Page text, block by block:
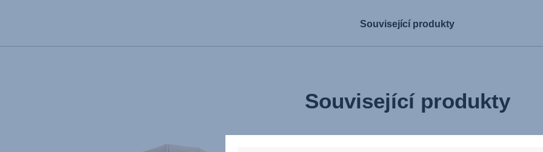
Související produkty
Související produkty